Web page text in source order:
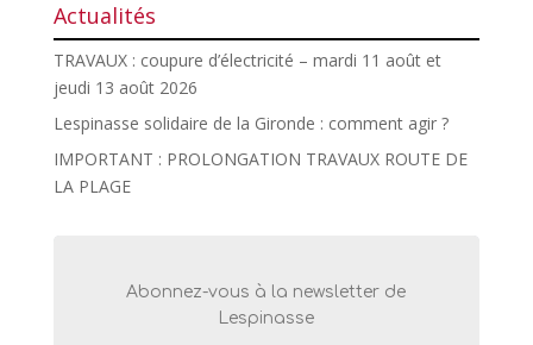
Actualités
TRAVAUX : coupure d’électricité – mardi 11 août et
jeudi 13 août 2026
Lespinasse solidaire de la Gironde : comment agir ?
IMPORTANT : PROLONGATION TRAVAUX ROUTE DE
LA PLAGE
Abonnez-vous à la newsletter de
Lespinasse